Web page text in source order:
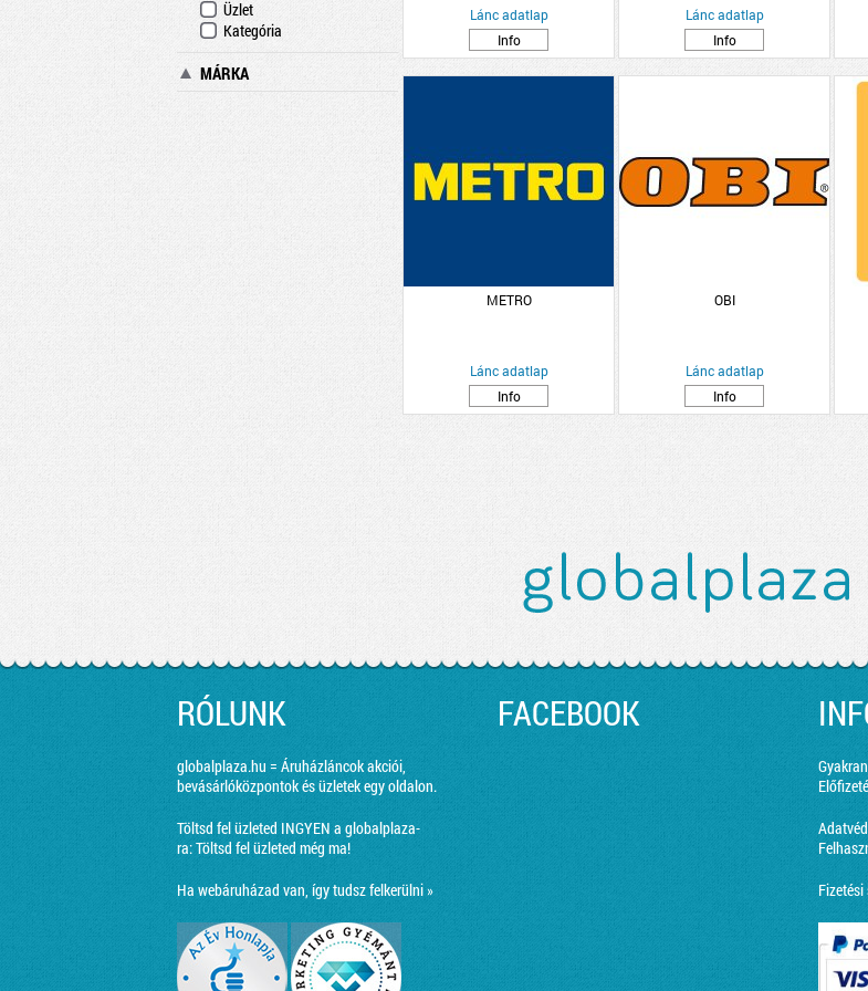
Üzlet
Kategória
MÁRKA
Lánc adatlap
Info
Lánc adatlap
Info
METRO
Lánc adatlap
Info
OBI
Lánc adatlap
Info
RÓLUNK
globalplaza.hu = Áruházláncok akciói,
bevásárlóközpontok és üzletek egy oldalon.
Töltsd fel üzleted INGYEN a globalplaza-
ra:Töltsd fel üzleted még ma!
Ha webáruházad van, így tudsz felkerülni »
FACEBOOK